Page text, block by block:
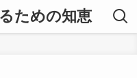
ための知恵